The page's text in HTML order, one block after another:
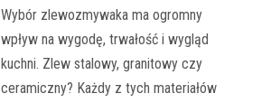
Wybór zlewozmywaka ma ogromny
wpływ na wygodę, trwałość i wygląd
kuchni. Zlew stalowy, granitowy czy
ceramiczny? Każdy z tych materiałów